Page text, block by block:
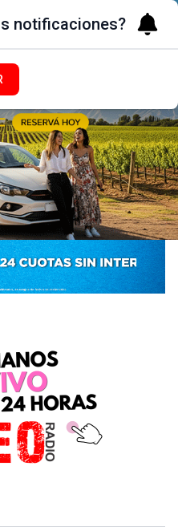
notificaciones?